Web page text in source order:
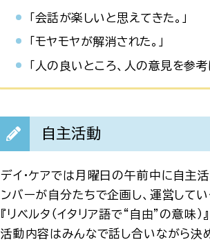
「会話が楽しいと思えてきた。」
「モヤモヤが解消された。」
「人の良いところ、人の意見を参
自主活動
デイ・ケアでは月曜日の午前中に自主
ンバーが自分たちで企画し、運営して
『リベルタ（イタリア語で“自由”の意味
活動内容はみんなで話し合いながら決